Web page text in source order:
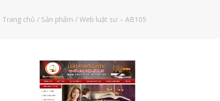
Trang chủ / Sản phẩm / Web luật sư – AB105